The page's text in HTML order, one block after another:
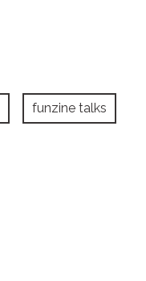
funzine talks